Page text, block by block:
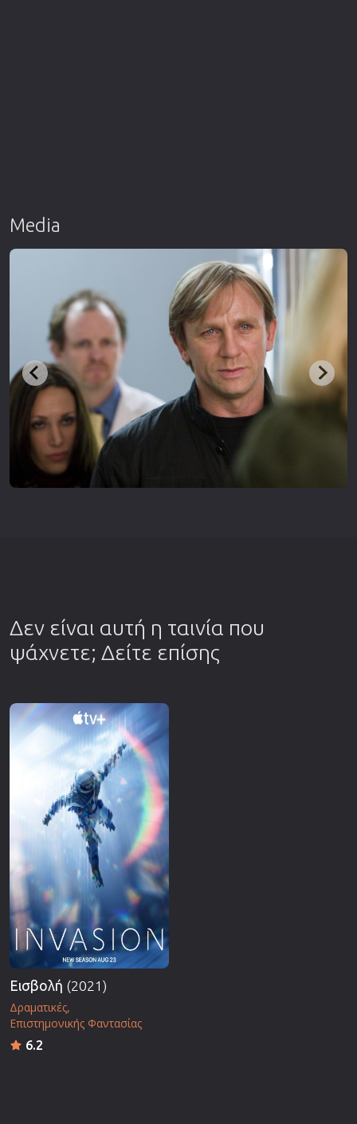
Media
Δεν είναι αυτή η ταινία που
ψάχνετε; Δείτε επίσης
Εισβολή (2021)
Δραματικές
Επιστημονικής Φαντασίας
6.2